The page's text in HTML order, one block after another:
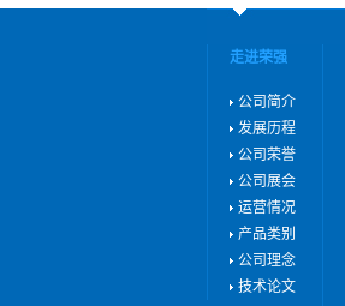
走进荣强
公司简介
发展历程
公司荣誉
公司展会
运营情况
产品类别
公司理念
技术论文